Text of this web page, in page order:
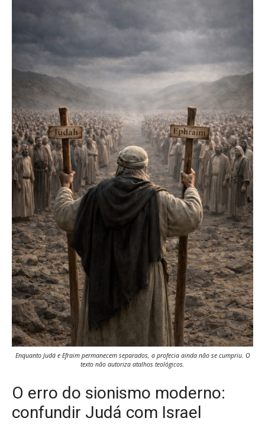
Enquanto Judá e Efraim permanecem separados, a profecia ainda não se cumpriu. O
texto não autoriza atalhos teológicos.
O erro do sionismo moderno:
confundir Judá com Israel